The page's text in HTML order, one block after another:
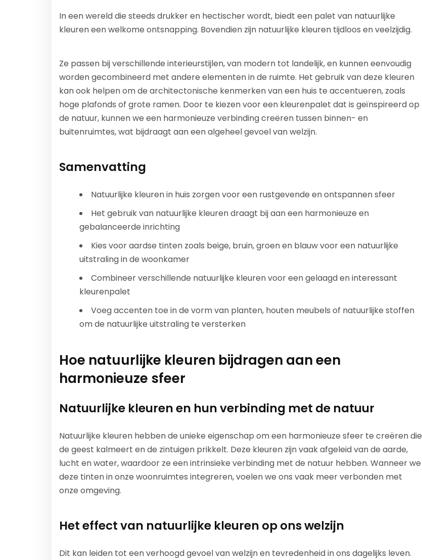
In een wereld die steeds drukker en hectischer wordt, biedt een palet van natuurlijke
kleuren een welkome ontsnapping. Bovendien zijn natuurlijke kleuren tijdloos en veelzijdig.
Ze passen bij verschillende interieurstijlen, van modern tot landelijk, en kunnen eenvoudig
worden gecombineerd met andere elementen in de ruimte. Het gebruik van deze kleuren
kan ook helpen om de architectonische kenmerken van een huis te accentueren, zoals
hoge plafonds of grote ramen. Door te kiezen voor een kleurenpalet dat is geïnspireerd op
de natuur, kunnen we een harmonieuze verbinding creëren tussen binnen- en
buitenruimtes, wat bijdraagt aan een algeheel gevoel van welzijn.
Samenvatting
Natuurlijke kleuren in huis zorgen voor een rustgevende en ontspannen sfeer
Het gebruik van natuurlijke kleuren draagt bij aan een harmonieuze en
gebalanceerde inrichting
Kies voor aardse tinten zoals beige, bruin, groen en blauw voor een natuurlijke
uitstraling in de woonkamer
Combineer verschillende natuurlijke kleuren voor een gelaagd en interessant
kleurenpalet
Voeg accenten toe in de vorm van planten, houten meubels of natuurlijke stoffen
om de natuurlijke uitstraling te versterken
Hoe natuurlijke kleuren bijdragen aan een
harmonieuze sfeer
Natuurlijke kleuren en hun verbinding met de natuur
Natuurlijke kleuren hebben de unieke eigenschap om een harmonieuze sfeer te creëren die
de geest kalmeert en de zintuigen prikkelt. Deze kleuren zijn vaak afgeleid van de aarde,
lucht en water, waardoor ze een intrinsieke verbinding met de natuur hebben. Wanneer we
deze tinten in onze woonruimtes integreren, voelen we ons vaak meer verbonden met
onze omgeving.
Het effect van natuurlijke kleuren op ons welzijn
Dit kan leiden tot een verhoogd gevoel van welzijn en tevredenheid in ons dagelijks leven.